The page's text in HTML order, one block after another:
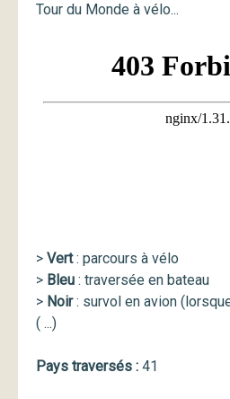
Tour du Monde à vélo...
> Vert: parcours à vélo
> Bleu : traversée en bateau
> Noir: survol en avion
( ...)
Pays traversés : 41